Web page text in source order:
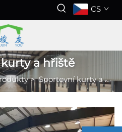
CS
a hřiště
>Sportovní kurty a hřiště